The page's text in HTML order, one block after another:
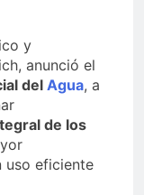
y
anunció el
del Agua, a
de los
uso eficiente